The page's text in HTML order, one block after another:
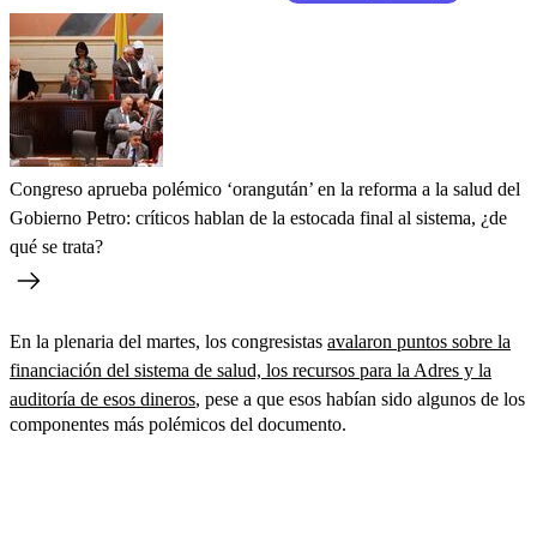
Congreso aprueba polémico ‘orangután’ en la reforma a la salud del
Gobierno Petro: críticos hablan de la estocada final al sistema, ¿de
qué se trata?
En la plenaria del martes, los congresistas avalaron puntos sobre la
financiación del sistema de salud, los recursos para la Adres y la
auditoría de esos dineros, pese a que esos habían sido algunos de los
componentes más polémicos del documento.